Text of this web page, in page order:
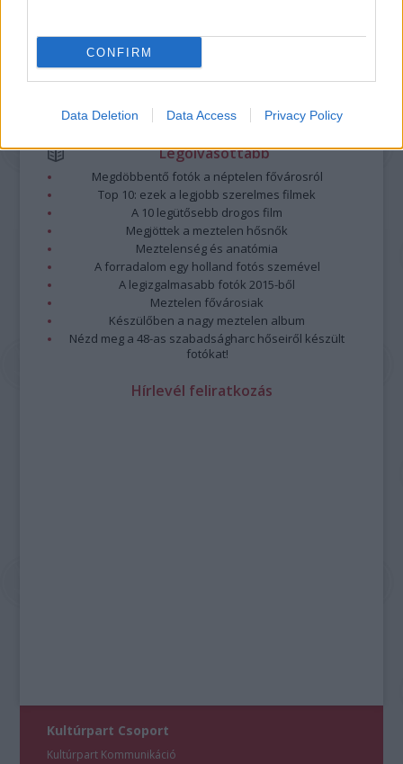
CONFIRM
Data Deletion Data Access Privacy Policy
Legolvasottabb
Megdöbbentő fotók a néptelen fővárosról
Top 10: ezek a legjobb szerelmes filmek
A 10 legütősebb drogos film
Megjöttek a meztelen hősnők
Meztelenség és anatómia
A forradalom egy holland fotós szemével
A legizgalmasabb fotók 2015-ből
Meztelen fővárosiak
Készülőben a nagy meztelen album
Nézd meg a 48-as szabadságharc hőseiről készült
fotókat!
Hírlevél feliratkozás
Kultúrpart Csoport
Kultúrpart Kommunikáció